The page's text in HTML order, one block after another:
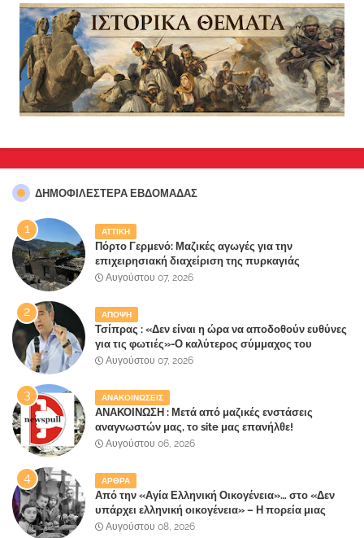
ΔΗΜΟΦΙΛΈΣΤΕΡΑ ΕΒΔΟΜΆΔΑΣ
ΑΤΤΙΚΗ
Πόρτο Γερμενό: Μαζικές αγωγές για την
επιχειρησιακή διαχείριση της πυρκαγιάς
ετοιμάζουν οι κάτοικοι!
Αυγούστου 07, 2026
ΑΠΟΨΗ
Τσίπρας : «Δεν είναι η ώρα να αποδοθούν ευθύνες
για τις φωτιές»-Ο καλύτερος σύμμαχος του
Μητσοτάκη
Αυγούστου 07, 2026
ΑΝΑΚΟΙΝΩΣΕΙΣ
ΑΝΑΚΟΙΝΩΣΗ : Μετά από μαζικές ενστάσεις
αναγνωστών μας, το site μας επανήλθε!
Αυγούστου 06, 2026
ΑΡΘΡΑ
Από την «Αγία Ελληνική Οικογένεια»… στο «Δεν
υπάρχει ελληνική οικογένεια» – Η πορεία μιας
κοινωνίας που κινδυνεύει να ξεχάσει ποια είναι
Αυγούστου 08, 2026